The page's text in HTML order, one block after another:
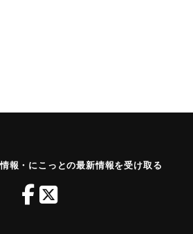
報・にこっとの最新情報を受け取る